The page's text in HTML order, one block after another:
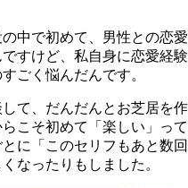
中で初めて、男性との恋愛
すけど、私自身に恋愛経験
ごく悩んだんです。
て、だんだんとお芝居を作
こそ初めて「楽しい」って
に「このセリフもあと数回
なったりもしました。